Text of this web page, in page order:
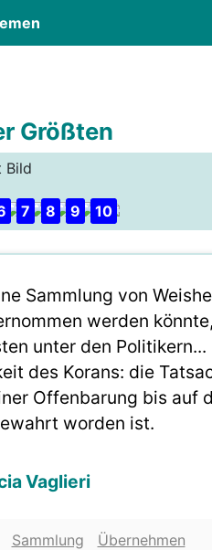
Größten
Bild
7 8 9 10
Sammlung von
werden
unter den
des Korans: die
Offenbarung bis auf
worden ist.
Vaglieri
Sammlung Übernehmen